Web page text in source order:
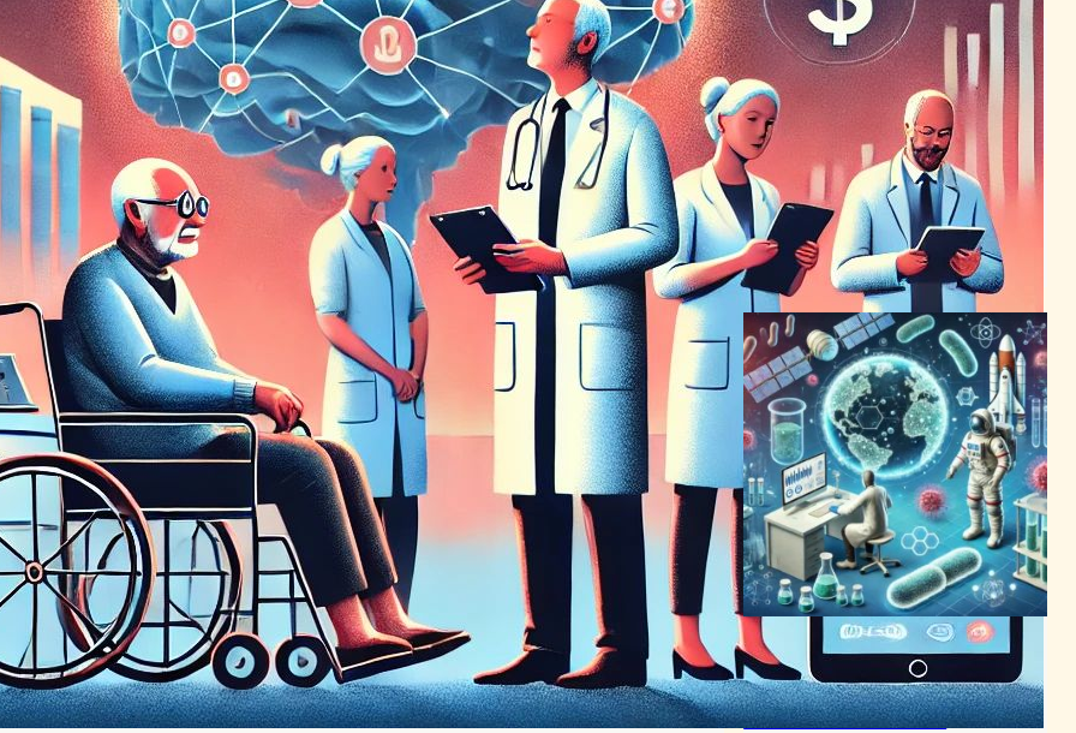
金融大手が共有台帳技術でマ
ルチアセット取引の未来を探
る
ブロックチェーンニュース
2024年5月8日18:50
MITが生成AIの未来を探る新
イニシアチブを発表
AI（人工知能）ニュース
2024年3月29日8:07
MIT研究チーム、微生物を守
る革新技術を開発 – 宇宙から
医薬品まで応用可能
バイオテクノロジーニュース